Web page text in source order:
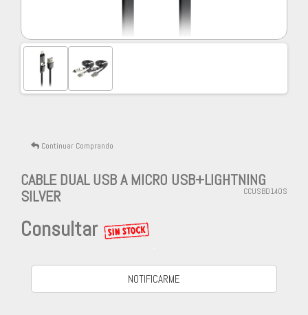
Continuar Comprando
CABLE DUAL USB A MICRO USB+LIGHTNING
SILVER
CCUSBD140S
Consultar
NOTIFICARME